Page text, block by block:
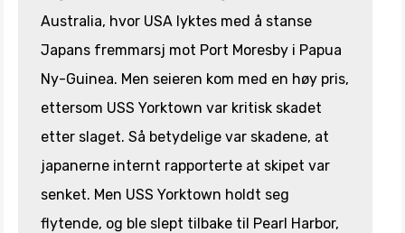
Australia, hvor USA lyktes med å stanse
Japans fremmarsj mot Port Moresby i Papua
Ny-Guinea. Men seieren kom med en høy pris,
ettersom USS Yorktown var kritisk skadet
etter slaget. Så betydelige var skadene, at
japanerne internt rapporterte at skipet var
senket. Men USS Yorktown holdt seg
flytende, og ble slept tilbake til Pearl Harbor,